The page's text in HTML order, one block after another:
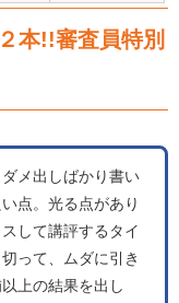
本!!審査員特別
メ出しばかり書い
点。光る点があり
して講評するタイ
って、ムダに引き
上の結果を出し